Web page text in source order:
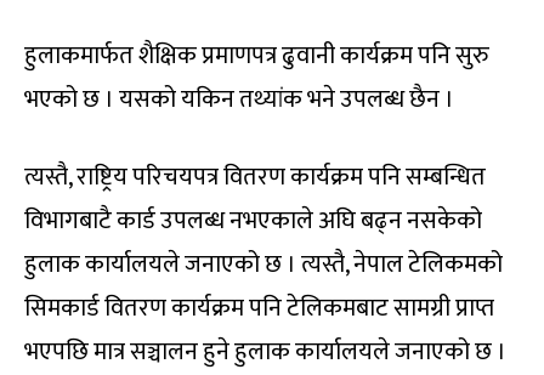
हुलाकमार्फत शैक्षिक प्रमाणपत्र ढुवानी कार्यक्रम पनि सुरु
भएको छ । यसको यकिन तथ्यांक भने उपलब्ध छैन ।
त्यस्तै, राष्ट्रिय परिचयपत्र वितरण कार्यक्रम पनि सम्बन्धित
विभागबाटै कार्ड उपलब्ध नभएकाले अघि बढ्न नसकेको
हुलाक कार्यालयले जनाएको छ । त्यस्तै, नेपाल टेलिकमको
सिमकार्ड वितरण कार्यक्रम पनि टेलिकमबाट सामग्री प्राप्त
भएपछि मात्र सञ्चालन हुने हुलाक कार्यालयले जनाएको छ ।